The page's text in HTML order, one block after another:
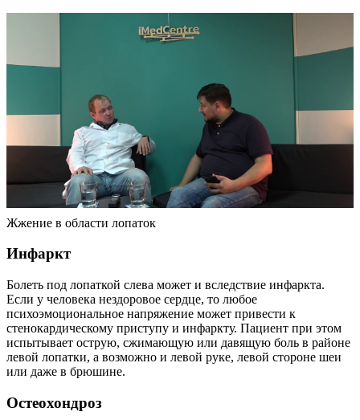
Жжение в области лопаток
Инфаркт
Болеть под лопаткой слева может и вследствие инфаркта.
Если у человека нездоровое сердце, то любое
психоэмоциональное напряжение может привести к
стенокардическому приступу и инфаркту. Пациент при этом
испытывает острую, сжимающую или давящую боль в районе
левой лопатки, а возможно и левой руке, левой стороне шеи
или даже в брюшине.
Остеохондроз